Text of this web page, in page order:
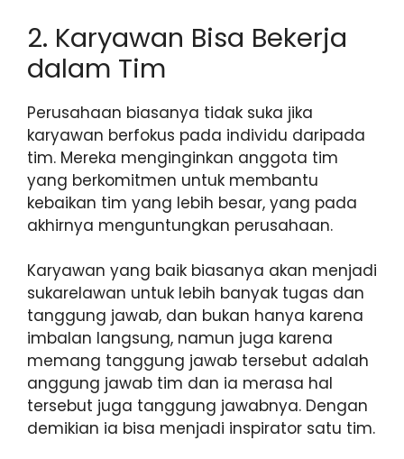
2. Karyawan Bisa Bekerja
dalam Tim
Perusahaan biasanya tidak suka jika
karyawan berfokus pada individu daripada
tim. Mereka menginginkan anggota tim
yang berkomitmen untuk membantu
kebaikan tim yang lebih besar, yang pada
akhirnya menguntungkan perusahaan.
Karyawan yang baik biasanya akan menjadi
sukarelawan untuk lebih banyak tugas dan
tanggung jawab, dan bukan hanya karena
imbalan langsung, namun juga karena
memang tanggung jawab tersebut adalah
anggung jawab tim dan ia merasa hal
tersebut juga tanggung jawabnya. Dengan
demikian ia bisa menjadi inspirator satu tim.